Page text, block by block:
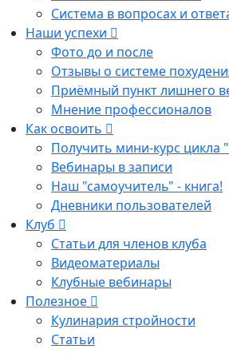
Система в вопросах и
Наши успехи
Фото до и после
Отзывы о системе
Приёмный пункт лишнего
Мнение профессионалов
Как освоить
Получить мини-курс цикла
Вебинары в записи
Наш "самоучитель" - книга!
Дневники пользователей
Клуб
Статьи для членов клуба
Видеоматериалы
Клубные вебинары
Полезное
Кулинария стройности
Статьи